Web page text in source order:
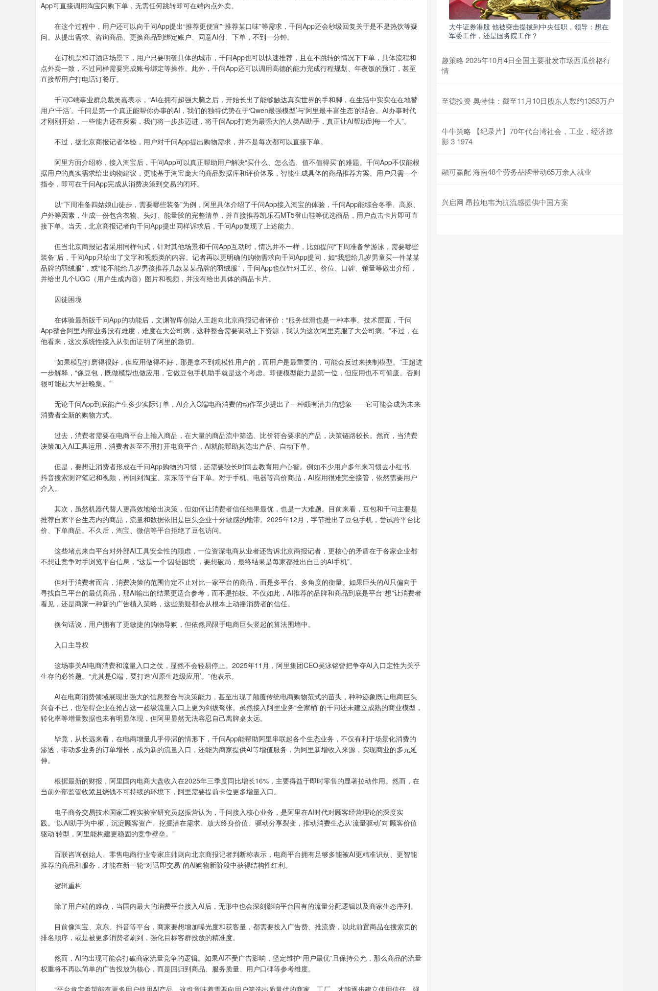
App可直接调用淘宝闪购下单，无需任何跳转即可在端内点外卖。
在这个过程中，用户还可以向千问App提出“推荐更便宜”“推荐某口味”等需求，千问App还会秒级回复关于是不是热饮等疑
问。从提出需求、咨询商品、更换商品到绑定账户、同意AI付、下单，不到一分钟。
在订机票和订酒店场景下，用户只要明确具体的城市，千问App也可以快速推荐，且在不跳转的情况下下单，具体流程和
点外卖一致，不过同样需要完成账号绑定等操作。此外，千问App还可以调用高德的能力完成行程规划、年夜饭的预订，甚至
直接帮用户打电话订餐厅。
千问C端事业群总裁吴嘉表示，“AI在拥有超强大脑之后，开始长出了能够触达真实世界的手和脚，在生活中实实在在地替
用户‘干活’。千问是第一个真正能帮你办事的AI，我们的独特优势在于‘Qwen最强模型’与‘阿里最丰富生态’的结合。AI办事时代
才刚刚开始，一些能力还在探索，我们将一步步迈进，将千问App打造为最强大的人类AI助手，真正让AI帮助到每一个人”。
不过，据北京商报记者体验，用户对千问App提出购物需求，并不是每次都可以直接下单。
阿里方面介绍称，接入淘宝后，千问App可以真正帮助用户解决“买什么、怎么选、值不值得买”的难题。千问App不仅能根
据用户的真实需求给出购物建议，更能基于淘宝庞大的商品数据库和评价体系，智能生成具体的商品推荐方案。用户只需一个
指令，即可在千问App完成从消费决策到交易的闭环。
以“下周准备四姑娘山徒步，需要哪些装备”为例，阿里具体介绍了千问App接入淘宝的体验，千问App能综合冬季、高原、
户外等因素，生成一份包含衣物、头灯、能量胶的完整清单，并直接推荐凯乐石MT5登山鞋等优选商品，用户点击卡片即可直
接下单。当天，北京商报记者向千问App提出同样诉求后，千问App复现了上述能力。
但当北京商报记者采用同样句式，针对其他场景和千问App互动时，情况并不一样，比如提问“下周准备学游泳，需要哪些
装备”后，千问App只给出了文字和视频类的内容。记者再以更明确的购物需求向千问App提问，如“我想给几岁男童买一件某某
品牌的羽绒服”，或“能不能给几岁男孩推荐几款某某品牌的羽绒服”，千问App也仅针对工艺、价位、口碑、销量等做出介绍，
并给出几个UGC（用户生成内容）图片和视频，并没有给出具体的商品卡片。
囚徒困境
在体验最新版千问App的功能后，文渊智库创始人王超向北京商报记者评价：“服务丝滑也是一种本事。技术层面，千问
App整合阿里内部业务没有难度，难度在大公司病，这种整合需要调动上下资源，我认为这次阿里克服了大公司病。”不过，在
他看来，这次系统性接入从侧面证明了阿里的急切。
“如果模型打磨得很好，但应用做得不好，那是拿不到规模性用户的，而用户是最重要的，可能会反过来挟制模型。”王超进
一步解释，“像豆包，既做模型也做应用，它做豆包手机助手就是这个考虑。即便模型能力是第一位，但应用也不可偏废。否则
很可能起大早赶晚集。”
无论千问App到底能产生多少实际订单，AI介入C端电商消费的动作至少提出了一种颇有潜力的想象——它可能会成为未来
消费者全新的购物方式。
过去，消费者需要在电商平台上输入商品，在大量的商品流中筛选、比价符合要求的产品，决策链路较长。然而，当消费
决策加入AI工具运用，消费者甚至不用打开电商平台，AI就能帮助其选出产品、自动下单。
但是，要想让消费者形成在千问App购物的习惯，还需要较长时间去教育用户心智。例如不少用户多年来习惯去小红书、
抖音搜索测评笔记和视频，再回到淘宝、京东等平台下单。对于手机、电器等高价商品，AI应用很难完全接管，依然需要用户
介入。
其次，虽然机器代替人更高效地给出决策，但如何让消费者信任结果最优，也是一大难题。目前来看，豆包和千问主要是
推荐自家平台生态内的商品，流量和数据依旧是巨头企业十分敏感的地带。2025年12月，字节推出了豆包手机，尝试跨平台比
价、下单商品。不久后，淘宝、微信等平台拒绝了豆包访问。
这些堵点来自平台对外部AI工具安全性的顾虑，一位资深电商从业者还告诉北京商报记者，更核心的矛盾在于各家企业都
不想让竞争对手浏览平台信息，“这是一个‘囚徒困境’，要想破局，最终结果是每家都推出自己的AI手机”。
但对于消费者而言，消费决策的范围肯定不止对比一家平台的商品，而是多平台、多角度的衡量。如果巨头的AI只偏向于
寻找自己平台的最优商品，那AI输出的结果更适合参考，而不是拍板。不仅如此，AI推荐的品牌和商品到底是平台“想”让消费者
看见，还是商家一种新的广告植入策略，这些质疑都会从根本上动摇消费者的信任。
换句话说，用户拥有了更敏捷的购物导购，但依然局限于电商巨头竖起的算法围墙中。
入口主导权
这场事关AI电商消费和流量入口之仗，显然不会轻易停止。2025年11月，阿里集团CEO吴泳铭曾把争夺AI入口定性为关乎
生存的必答题。“尤其是C端，要打造‘AI原生超级应用’。”他表示。
AI在电商消费领域展现出强大的信息整合与决策能力，甚至出现了颠覆传统电商购物范式的苗头，种种迹象既让电商巨头
兴奋不已，也使得企业在抢占这一超级流量入口上更为剑拔弩张。虽然接入阿里业务“全家桶”的千问还未建立成熟的商业模型，
转化率等增量数据也未有明显体现，但阿里显然无法容忍自己离牌桌太远。
毕竟，从长远来看，在电商增量几乎停滞的情形下，千问App能帮助阿里串联起各个生态业务，不仅有利于场景化消费的
渗透，带动多业务的订单增长，成为新的流量入口，还能为商家提供AI等增值服务，为阿里新增收入来源，实现商业的多元延
伸。
根据最新的财报，阿里国内电商大盘收入在2025年三季度同比增长16%，主要得益于即时零售的显著拉动作用。然而，在
当前外部监管收紧且烧钱不可持续的环境下，阿里需要提前卡位更多增量入口。
电子商务交易技术国家工程实验室研究员赵振营认为，千问接入核心业务，是阿里在AI时代对顾客经营理论的深度实
践。“以AI助手为中枢，沉淀顾客资产、挖掘潜在需求、放大终身价值、驱动分享裂变，推动消费生态从‘流量驱动’向‘顾客价值
驱动’转型，阿里能构建更稳固的竞争壁垒。”
百联咨询创始人、零售电商行业专家庄帅则向北京商报记者判断称表示，电商平台拥有足够多能被AI更精准识别、更智能
推荐的商品和服务，才能在新一轮“对话即交易”的AI购物新阶段中获得结构性红利。
逻辑重构
除了用户端的难点，当国内最大的消费平台接入AI后，无形中也会深刻影响平台固有的流量分配逻辑以及商家生态序列。
目前像淘宝、京东、抖音等平台，商家要想增加曝光度和获客量，都需要投入广告费、推流费，以此前置商品在搜索页的
排名顺序，或是被更多消费者刷到，强化目标客群投放的精准度。
然而，AI的出现可能会打破商家流量竞争的逻辑。如果AI不受广告影响，坚定维护“用户最优”且保持公允，那么商品的流量
权重将不再以简单的广告投放为核心，而是回归到商品、服务质量、用户口碑等参考维度。
“平台肯定希望能有更多用户使用AI产品，这也意味着需要向用户筛选出质量优的商家、工厂，才能逐步建立使用信任，强
大牛证券港股 他被突击提拔到中央任职，领导：想在
军委工作，还是国务院工作？
趣策略 2025年10月4日全国主要批发市场西瓜价格行
情
至德投资 奥特佳：截至11月10日股东人数约1353万户
牛牛策略 【纪录片】70年代台湾社会，工业，经济掠
影 3 1974
融可赢配 海南48个劳务品牌带动65万余人就业
兴启网 昂拉地韦为抗流感提供中国方案